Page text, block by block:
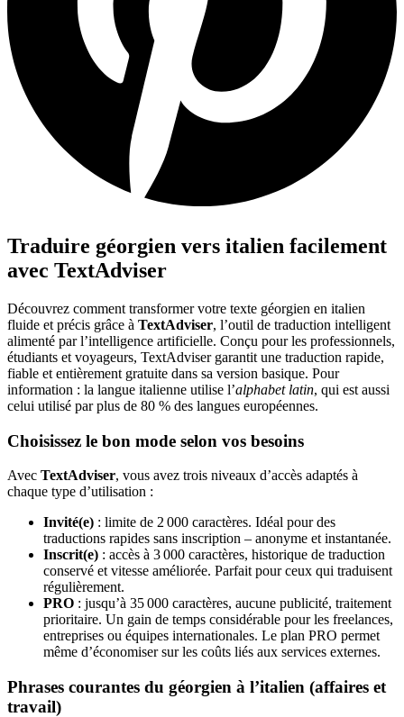
Traduire géorgien vers italien facilement
avec TextAdviser
Découvrez comment transformer votre texte géorgien en italien
fluide et précis grâce à TextAdviser, l’outil de traduction intelligent
alimenté par l’intelligence artificielle. Conçu pour les professionnels,
étudiants et voyageurs, TextAdviser garantit une traduction rapide,
fiable et entièrement gratuite dans sa version basique. Pour
information : la langue italienne utilise l’alphabet latin, qui est aussi
celui utilisé par plus de 80 % des langues européennes.
Choisissez le bon mode selon vos besoins
Avec TextAdviser, vous avez trois niveaux d’accès adaptés à
chaque type d’utilisation :
Invité(e) : limite de 2 000 caractères. Idéal pour des
traductions rapides sans inscription – anonyme et instantanée.
Inscrit(e) : accès à 3 000 caractères, historique de traduction
conservé et vitesse améliorée. Parfait pour ceux qui traduisent
régulièrement.
PRO : jusqu’à 35 000 caractères, aucune publicité, traitement
prioritaire. Un gain de temps considérable pour les freelances,
entreprises ou équipes internationales. Le plan PRO permet
même d’économiser sur les coûts liés aux services externes.
Phrases courantes du géorgien à l’italien (affaires et
travail)